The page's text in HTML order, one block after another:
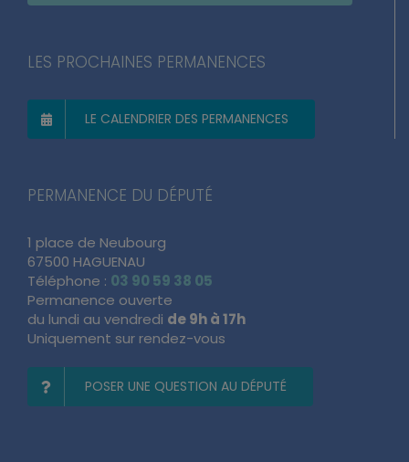
LES PROCHAINES PERMANENCES
LE CALENDRIER DES PERMANENCES
PERMANENCE DU DÉPUTÉ
1 place de Neubourg
67500 HAGUENAU
Téléphone : 03 90 59 38 05
Permanence ouverte
du lundi au vendredi de 9h à 17h
Uniquement sur rendez-vous
POSER UNE QUESTION AU DÉPUTÉ